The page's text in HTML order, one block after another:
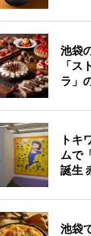
池袋
「ス
ラ」
トキ
ムで
誕生
池袋